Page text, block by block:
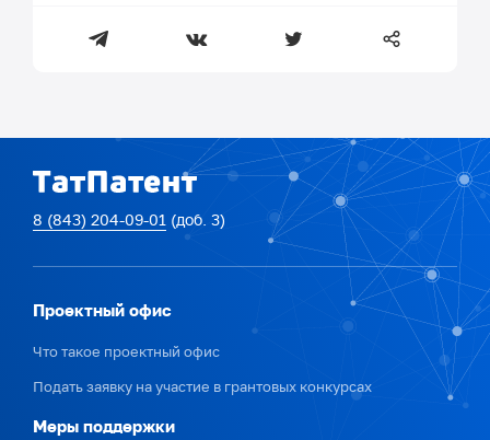
8 (843) 204-09-01 (доб. 3)
Проектный офис
Что такое проектный офис
Подать заявку на участие в грантовых конкурсах
Меры поддержки